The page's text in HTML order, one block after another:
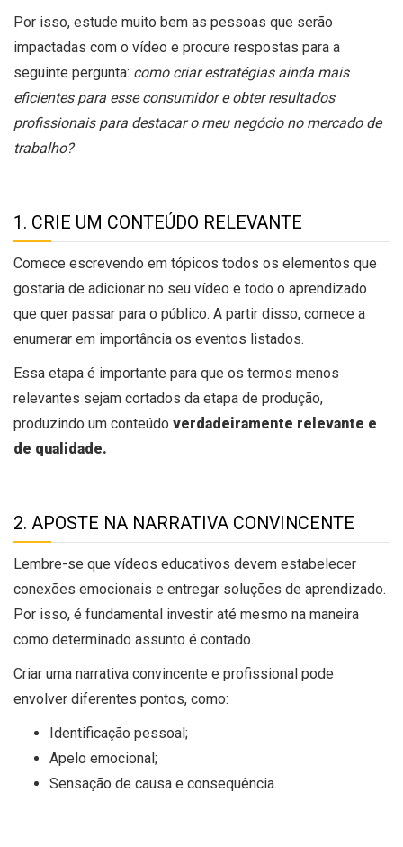
Por isso, estude muito bem as pessoas que serão
impactadas com o vídeo e procure respostas para a
seguinte pergunta: como criar estratégias ainda mais
eficientes para esse consumidor e obter resultados
profissionais para destacar o meu negócio no mercado de
trabalho?
1. CRIE UM CONTEÚDO RELEVANTE
Comece escrevendo em tópicos todos os elementos que
gostaria de adicionar no seu vídeo e todo o aprendizado
que quer passar para o público. A partir disso, comece a
enumerar em importância os eventos listados.
Essa etapa é importante para que os termos menos
relevantes sejam cortados da etapa de produção,
produzindo um conteúdo verdadeiramente relevante e
de qualidade.
2. APOSTE NA NARRATIVA CONVINCENTE
Lembre-se que vídeos educativos devem estabelecer
conexões emocionais e entregar soluções de aprendizado.
Por isso, é fundamental investir até mesmo na maneira
como determinado assunto é contado.
Criar uma narrativa convincente e profissional pode
envolver diferentes pontos, como:
Identificação pessoal;
Apelo emocional;
Sensação de causa e consequência.